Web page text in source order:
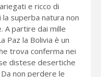
e ricco di
superba natura non
A partire dai mille
Paz la Bolivia è un
trova conferma nei
distese desertiche
non perdere le